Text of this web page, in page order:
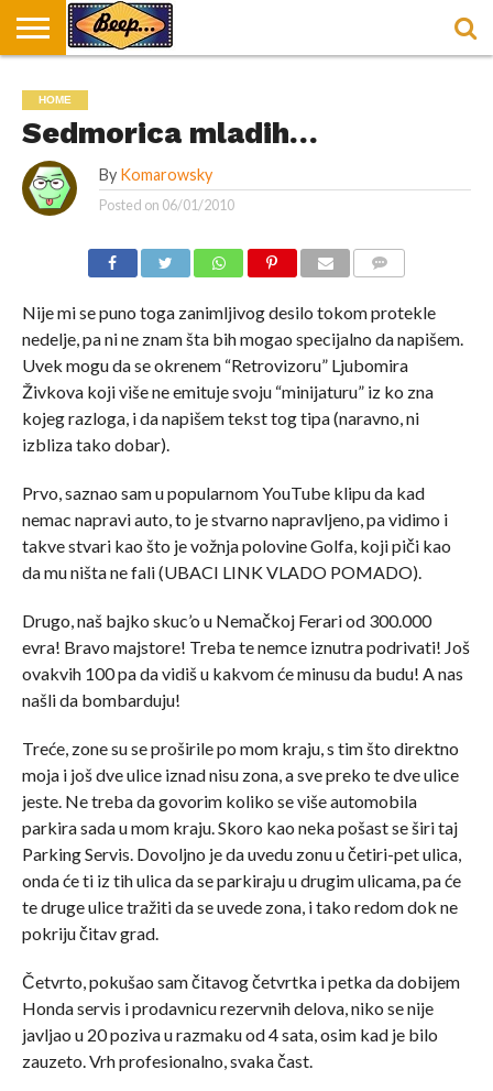
DORUČAK
U
BEOGRADU
SVAKODNEVICA
ENTERTAINMENT
LOKACIJE
ZA
DORUČAK
HRANA I
RECEPTI
NEPUSACKI
LOKALI
HOME
Sedmorica mladih…
By Komarowsky
Posted on 06/01/2010
Nije mi se puno toga zanimljivog desilo tokom protekle
nedelje, pa ni ne znam šta bih mogao specijalno da napišem.
Uvek mogu da se okrenem “Retrovizoru” Ljubomira
Živkova koji više ne emituje svoju “minijaturu” iz ko zna
kojeg razloga, i da napišem tekst tog tipa (naravno, ni
izbliza tako dobar).
Prvo, saznao sam u popularnom YouTube klipu da kad
nemac napravi auto, to je stvarno napravljeno, pa vidimo i
takve stvari kao što je vožnja polovine Golfa, koji piči kao
da mu ništa ne fali (UBACI LINK VLADO POMADO).
Drugo, naš bajko skuc’o u Nemačkoj Ferari od 300.000
evra! Bravo majstore! Treba te nemce iznutra podrivati! Još
ovakvih 100 pa da vidiš u kakvom će minusu da budu! A nas
našli da bombarduju!
Treće, zone su se proširile po mom kraju, s tim što direktno
moja i još dve ulice iznad nisu zona, a sve preko te dve ulice
jeste. Ne treba da govorim koliko se više automobila
parkira sada u mom kraju. Skoro kao neka pošast se širi taj
Parking Servis. Dovoljno je da uvedu zonu u četiri-pet ulica,
onda će ti iz tih ulica da se parkiraju u drugim ulicama, pa će
te druge ulice tražiti da se uvede zona, i tako redom dok ne
pokriju čitav grad.
Četvrto, pokušao sam čitavog četvrtka i petka da dobijem
Honda servis i prodavnicu rezervnih delova, niko se nije
javljao u 20 poziva u razmaku od 4 sata, osim kad je bilo
zauzeto. Vrh profesionalno, svaka čast.